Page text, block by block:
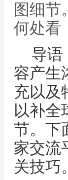
图细节
何处看
导语
容产生
充以及
以补全
节。下
家交流
关技巧。